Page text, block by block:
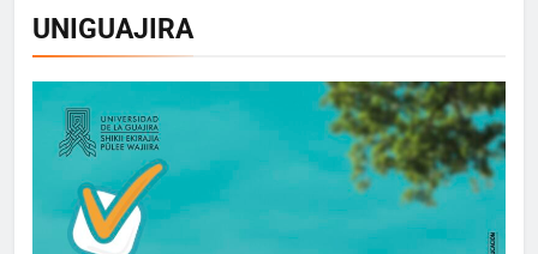
UNIGUAJIRA